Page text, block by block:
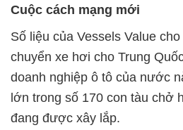
Cuộc cách mạng mới
Số liệu của Vessels Value
chuyển xe hơi cho Trung
doanh nghiệp ô tô của nước
lớn trong số 170 con tàu chở
đang được xây lắp.